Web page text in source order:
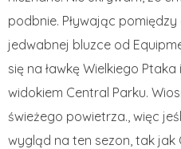
podbnie. Pływając
jedwabnej bluzce od
się na ławkę Wielkiego
widokiem Central Parku.
świeżego powietrza., więc
wygląd na ten sezon, tak jak